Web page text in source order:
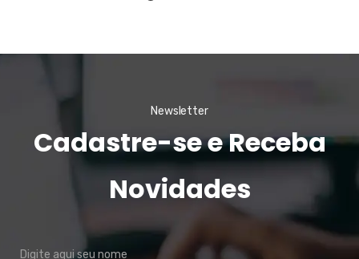
Newsletter
Cadastre-se e Receba
Novidades